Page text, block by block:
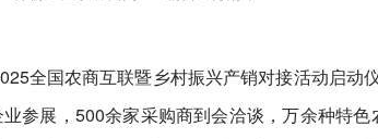
全国农商互联暨乡村振兴产销对接活动启
参展，500余家采购商到会洽谈，万余种特